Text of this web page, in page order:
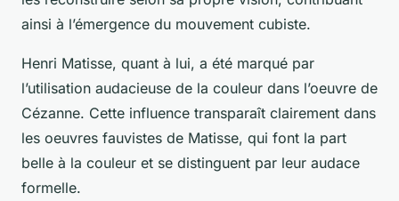
ainsi à l’émergence du mouvement cubiste.
Henri Matisse, quant à lui, a été marqué par
l’utilisation audacieuse de la couleur dans l’oeuvre de
Cézanne. Cette influence transparaît clairement dans
les oeuvres fauvistes de Matisse, qui font la part
belle à la couleur et se distinguent par leur audace
formelle.